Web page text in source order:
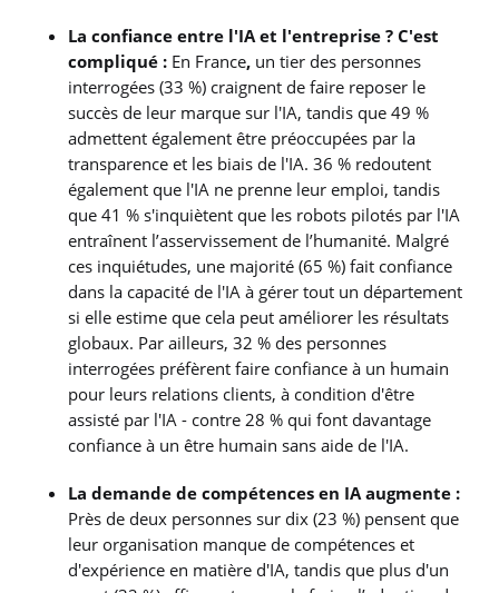
La confiance entre l'IA et l'entreprise ? C'est
compliqué : En France, un tier des personnes
interrogées (33 %) craignent de faire reposer le
succès de leur marque sur l'IA, tandis que 49 %
admettent également être préoccupées par la
transparence et les biais de l'IA. 36 % redoutent
également que l'IA ne prenne leur emploi, tandis
que 41 % s'inquiètent que les robots pilotés par l'IA
entraînent l’asservissement de l’humanité. Malgré
ces inquiétudes, une majorité (65 %) fait confiance
dans la capacité de l'IA à gérer tout un département
si elle estime que cela peut améliorer les résultats
globaux. Par ailleurs, 32 % des personnes
interrogées préfèrent faire confiance à un humain
pour leurs relations clients, à condition d'être
assisté par l'IA - contre 28 % qui font davantage
confiance à un être humain sans aide de l'IA.
La demande de compétences en IA augmente :
Près de deux personnes sur dix (23 %) pensent que
leur organisation manque de compétences et
d'expérience en matière d'IA, tandis que plus d'un